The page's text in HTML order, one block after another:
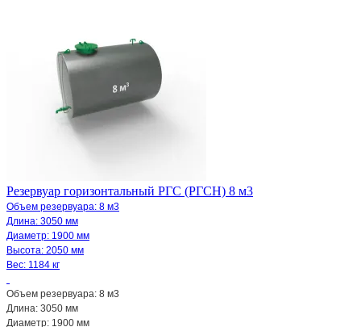
Резервуар горизонтальный РГС (РГСН) 8 м3
Объем резервуара: 8 м3
Длина: 3050 мм
Диаметр: 1900 мм
Высота: 2050 мм
Вес: 1184 кг
Объем резервуара: 8 м3
Длина: 3050 мм
Диаметр: 1900 мм